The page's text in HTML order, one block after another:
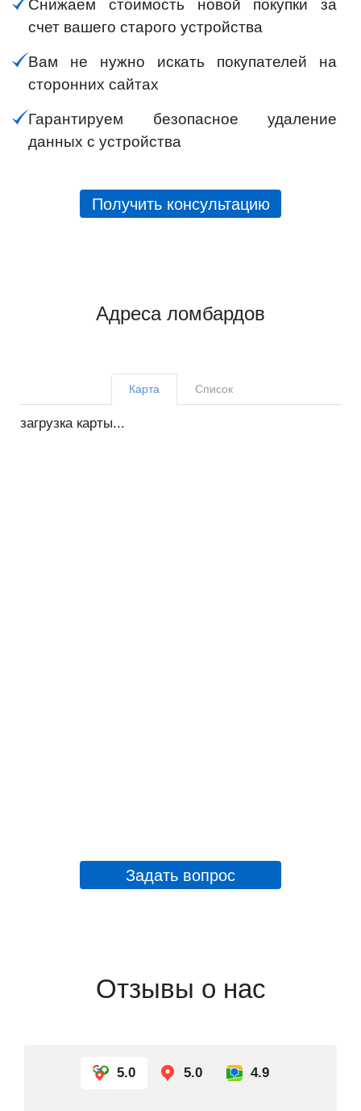
Снижаем стоимость новой покупки за
счет вашего старого устройства
Вам не нужно искать покупателей на
сторонних сайтах
Гарантируем безопасное удаление
данных с устройства
Получить консультацию
Адреса ломбардов
Карта Список
загрузка карты...
Задать вопрос
Отзывы о нас
5.0 5.0 4.9